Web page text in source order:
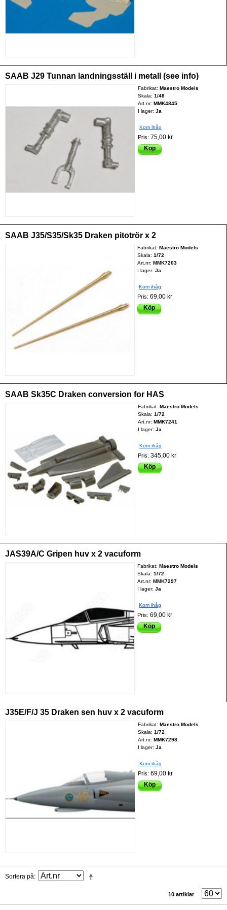
SAAB J29 Tunnan landningsställ i metall (see info)
Fabrikat: Maestro Models
Skala: 1/48
Art.nr: MMK4845
I lager: Ja
Kom ihåg
Pris: 75,00 kr
Köp
SAAB J35/S35/Sk35 Draken pitotrör x 2
Fabrikat:Maestro Models
Skala:1/72
Art.nr:MMK7203
I lager: Ja
Kom ihåg
Pris:69,00 kr
Köp
SAAB Sk35C Draken conversion for HAS
Fabrikat: Maestro Models
Skala: 1/72
Art.nr: MMK7241
I lager: Ja
Kom ihåg
Pris: 345,00 kr
Köp
JAS39A/C Gripen huv x 2 vacuform
Fabrikat:Maestro Models
Skala:1/72
Art.nr:MMK7297
I lager: Ja
Kom ihåg
Pris:69,00 kr
Köp
J35E/F/J 35 Draken sen huv x 2 vacuform
Fabrikat: Maestro Models
Skala: 1/72
Art.nr: MMK7298
I lager: Ja
Kom ihåg
Pris: 69,00 kr
Köp
Sortera på
10 artiklar